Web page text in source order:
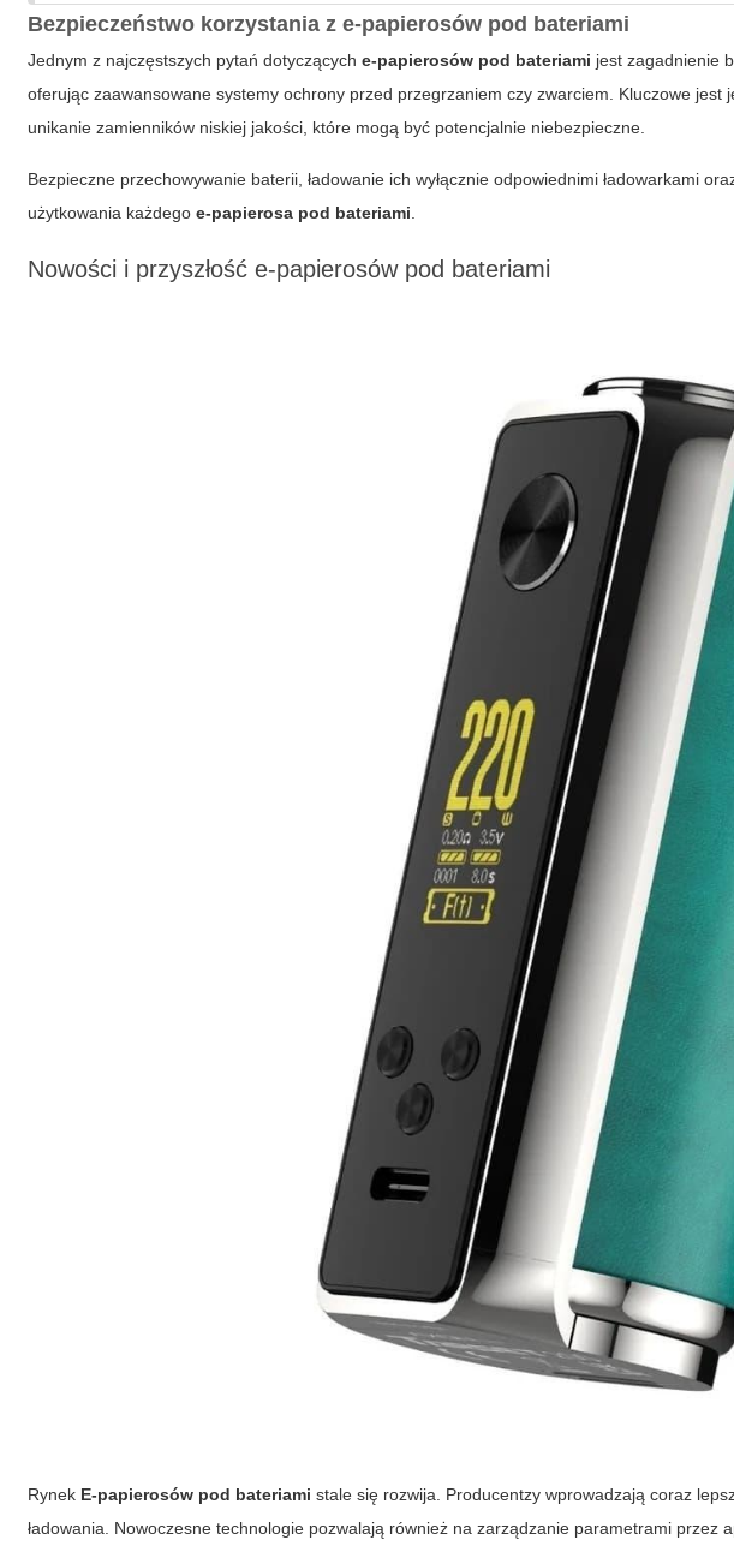
Bezpieczeństwo korzystania z e-papierosów pod bateriami
Jednym z najczęstszych pytań dotyczącyche-papierosów pod bateriami jest zagadnienie
oferując zaawansowane systemy ochrony przed przegrzaniem czy zwarciem. Kluczowe
unikanie zamienników niskiej jakości, które mogą być potencjalnie niebezpieczne.
Bezpieczne przechowywanie baterii, ładowanie ich wyłącznie odpowiednimi ładowarkami
użytkowania każdegoe-papierosa pod bateriami
Nowości i przyszłość e-papierosów pod bateriami
Rynek E-papierosów pod bateriami stale się rozwija. Producentzy wprowadzają coraz
ładowania. Nowoczesne technologie pozwalają również na zarządzanie parametrami przez